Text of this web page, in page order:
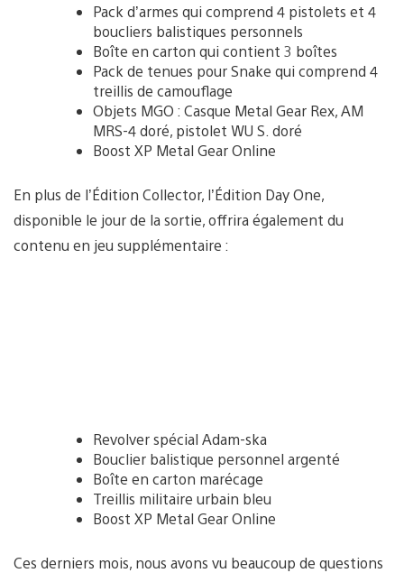
Pack d’armes qui comprend 4 pistolets et 4
boucliers balistiques personnels
Boîte en carton qui contient 3 boîtes
Pack de tenues pour Snake qui comprend 4
treillis de camouflage
Objets MGO : Casque Metal Gear Rex, AM
MRS-4 doré, pistolet WU S. doré
Boost XP Metal Gear Online
En plus de l’Édition Collector, l’Édition Day One,
disponible le jour de la sortie, offrira également du
contenu en jeu supplémentaire :
Revolver spécial Adam-ska
Bouclier balistique personnel argenté
Boîte en carton marécage
Treillis militaire urbain bleu
Boost XP Metal Gear Online
Ces derniers mois, nous avons vu beaucoup de questions